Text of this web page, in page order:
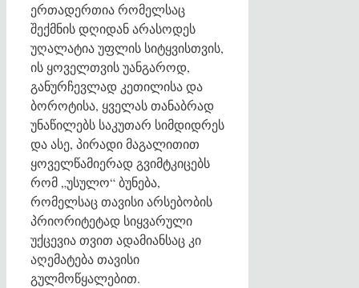
ერთადერთია რომელსაც
შექმნის დღიდან არასოდეს
უღალატია უფლის სიტყვისთვის,
ის ყოველთვის უანგაროდ,
განურჩევლად კეთილისა და
ბოროტისა, ყველას თანაბრად
უნაწილებს საკუთარ სიმდიდრეს
და ასე, პირადი მაგალითით
ყოველწამიერად გვიმტკიცებს
რომ „უსულო“ ბუნება,
რომელსაც თავისი არსებობის
პრიორიტეტად სიყვარული
უქცევია თვით ადამიანსაც კი
აღემატება თავისი
გულმოწყალებით.